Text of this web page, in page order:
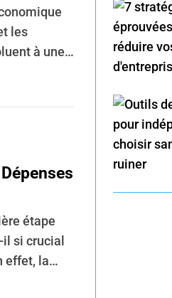
les
à une…
étape
il si crucial
effet, la…